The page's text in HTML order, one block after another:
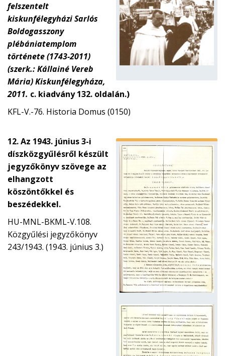
felszentelt
kiskunfélegyházi Sarlós
Boldogasszony
plébániatemplom
története (1743-2011)
(szerk.: Kállainé Vereb
Mária) Kiskunfélegyháza,
2011. c. kiadvány 132. oldalán.)
KFL-V.-76. Historia Domus (0150)
12. Az 1943. június 3-i
díszközgyűlésről készült
jegyzőkönyv szövege az
elhangzott
köszöntőkkel és
beszédekkel.
HU-MNL-BKML-V.108.
Közgyűlési jegyzőkönyv
243/1943. (1943. június 3.)